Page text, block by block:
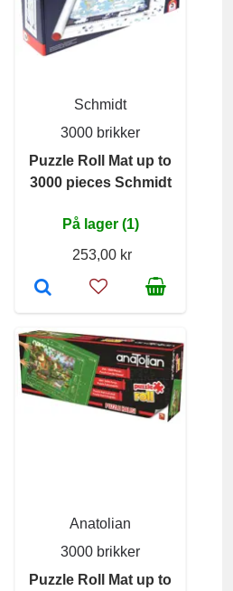
Schmidt
3000 brikker
Puzzle Roll Mat up to
3000 pieces Schmidt
På lager (1)
253,00 kr
Anatolian
3000 brikker
Puzzle Roll Mat up to